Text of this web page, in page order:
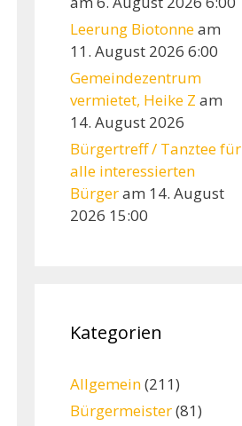
Leerung Biotonneam
11. August 2026 6:00
Gemeindezentrum
vermietet, Heike Z am
14. August 2026
Bürgertreff / Tanztee für
alle interessierten
Bürgeram 14. August
2026 15:00
Kategorien
Allgemein(211)
Bürgermeister(81)